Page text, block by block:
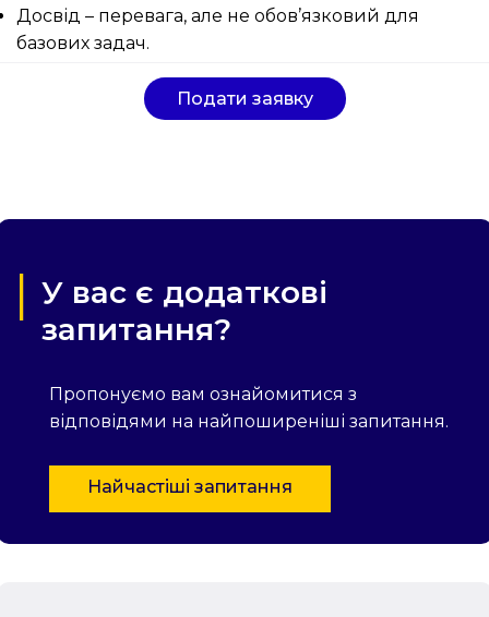
Досвід – перевага, але не обов’язковий для
базових задач.
Подати заявку
У вас є додаткові
запитання?
Пропонуємо вам ознайомитися з
відповідями на найпоширеніші запитання.
Найчастіші запитання